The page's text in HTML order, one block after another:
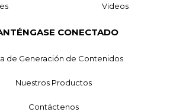
Videos
CONECTADO
de Generación de Contenidos
Nuestros Productos
Contáctenos